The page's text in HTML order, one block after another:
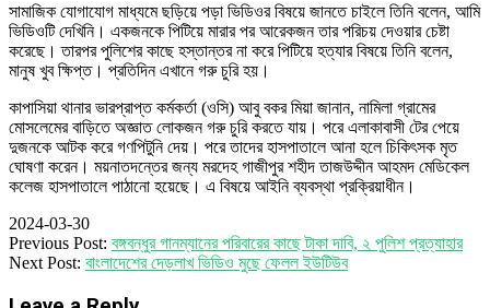
সামাজিক যোগাযোগ মাধ্যমে ছড়িয়ে পড়া ভিডিওর বিষয়ে জানতে চাইলে তিনি বলেন, আমি
ভিডিওটি দেখিনি। একজনকে পিটিয়ে মারার পর আরেকজন তার পরিচয় দেওয়ার চেষ্টা
করেছে। তারপর পুলিশের কাছে হস্তান্তর না করে পিটিয়ে হত্যার বিষয়ে তিনি বলেন,
মানুষ খুব ক্ষিপ্ত। প্রতিদিন এখানে গরু চুরি হয়।
কাপাসিয়া থানার ভারপ্রাপ্ত কর্মকর্তা (ওসি) আবু বকর মিয়া জানান, নামিলা গ্রামের
মোসলেমের বাড়িতে অজ্ঞাত লোকজন গরু চুরি করতে যায়। পরে এলাকাবাসী টের পেয়ে
দুজনকে আটক করে গণপিটুনি দেয়। পরে তাদের হাসপাতালে আনা হলে চিকিৎসক মৃত
ঘোষণা করেন। ময়নাতদন্তের জন্য মরদেহ গাজীপুর শহীদ তাজউদ্দীন আহমদ মেডিকেল
কলেজ হাসপাতালে পাঠানো হয়েছে। এ বিষয়ে আইনি ব্যবস্থা প্রক্রিয়াধীন।
2024-03-30
Previous Post: বঙ্গবন্ধুর গানম্যানের পরিবারের কাছে টাকা দাবি, ২ পুলিশ প্রত্যাহার
Next Post: বাংলাদেশের দেড়লাখ ভিডিও মুছে ফেলল ইউটিউব